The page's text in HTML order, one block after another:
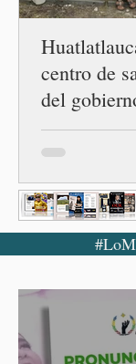
enferme
centro de
del